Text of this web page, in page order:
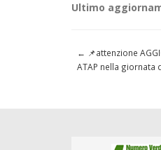
Ultimo
← 📌attenzione
ATAP nella giornata